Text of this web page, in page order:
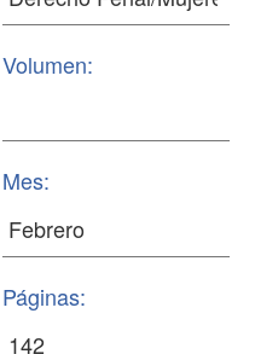
Volumen:
Mes:
Páginas: